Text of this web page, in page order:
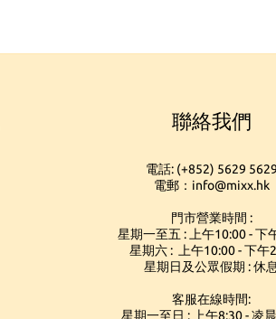
聯絡我們
電話: (+852) 5629 5629
電郵：info@mixx.hk
門市營業時間 :
星期一至五 : 上午10:00 - 下
星期六 : 上午10:00 - 下午
星期日及公眾假期 : 休息
客服在線時間:
星期一至日 : 上午8:30 - 凌